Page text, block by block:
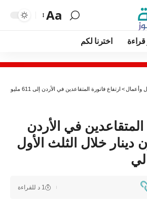
Aa
قراءة اخترنا لكم
وأعمال > ارتفاع فاتورة المتقاعدين في الأردن إلى 611 مليون دينار خلال الثلث الأول من العام الحالي
المتقاعدين في الأردن
مليون دينار خلال الثلث الأول
1 د للقراءة